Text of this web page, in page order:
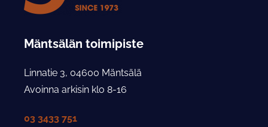
Mäntsälän toimipiste
Linnatie 3, 04600 Mäntsälä
Avoinna arkisin klo 8-16
03 3433 751